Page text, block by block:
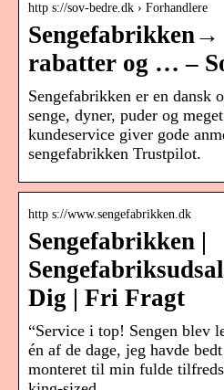
http s://sov-bedre.dk › Forhandlere
Sengefabrikken→
rabatter og … –
Sengefabrikken er en dansk
senge, dyner, puder og
kundeservice giver gode
sengefabrikken Trustpilot.
http s://www.sengefabrikken.dk
Sengefabrikken |
Dig | Fri Fragt
“Service i top! Sengen blev
én af de dage, jeg havde
monteret til min fulde